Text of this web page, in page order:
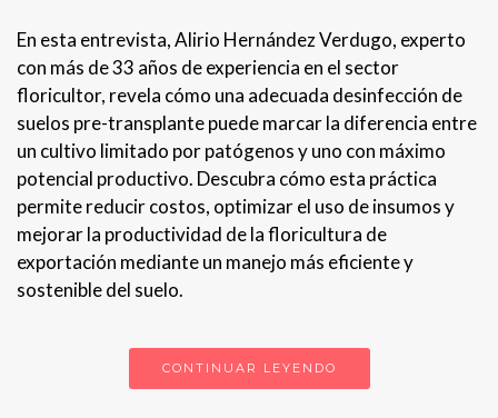
En esta entrevista, Alirio Hernández Verdugo, experto
con más de 33 años de experiencia en el sector
floricultor, revela cómo una adecuada desinfección de
suelos pre-transplante puede marcar la diferencia entre
un cultivo limitado por patógenos y uno con máximo
potencial productivo. Descubra cómo esta práctica
permite reducir costos, optimizar el uso de insumos y
mejorar la productividad de la floricultura de
exportación mediante un manejo más eficiente y
sostenible del suelo.
CONTINUAR LEYENDO